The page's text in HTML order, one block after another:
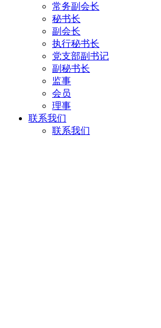
常务副会长
秘书长
副会长
执行秘书长
党支部副书记
副秘书长
监事
会员
理事
联系我们
联系我们